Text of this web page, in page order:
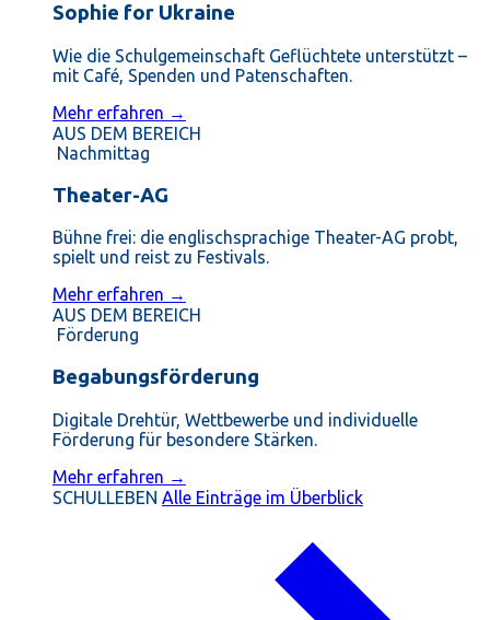
Sophie for Ukraine
Wie die Schulgemeinschaft Geflüchtete unterstützt –
mit Café, Spenden und Patenschaften.
Mehr erfahren →
AUS DEM BEREICH
Nachmittag
Theater-AG
Bühne frei: die englischsprachige Theater-AG probt,
spielt und reist zu Festivals.
Mehr erfahren →
AUS DEM BEREICH
Förderung
Begabungsförderung
Digitale Drehtür, Wettbewerbe und individuelle
Förderung für besondere Stärken.
Mehr erfahren →
SCHULLEBEN Alle Einträge im Überblick